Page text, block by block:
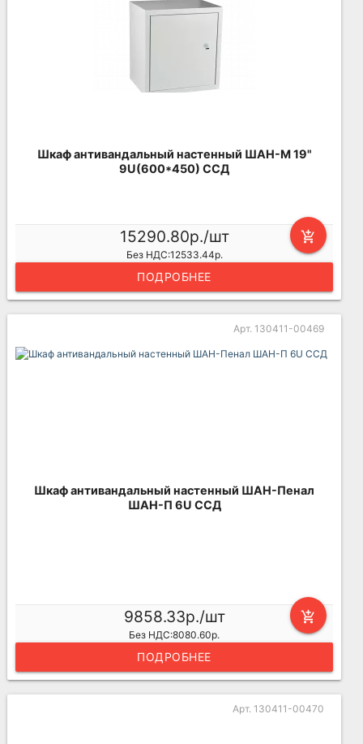
Шкаф антивандальный настенный ШАН-М 19"
9U(600*450) ССД
add_shopping_cart
15290.80р./шт
Без НДС:12533.44р.
ПОДРОБНЕЕ
Арт. 130411-00469
Шкаф антивандальный настенный ШАН-Пенал
ШАН-П 6U ССД
add_shopping_cart
9858.33р./шт
Без НДС:8080.60р.
ПОДРОБНЕЕ
Арт. 130411-00470